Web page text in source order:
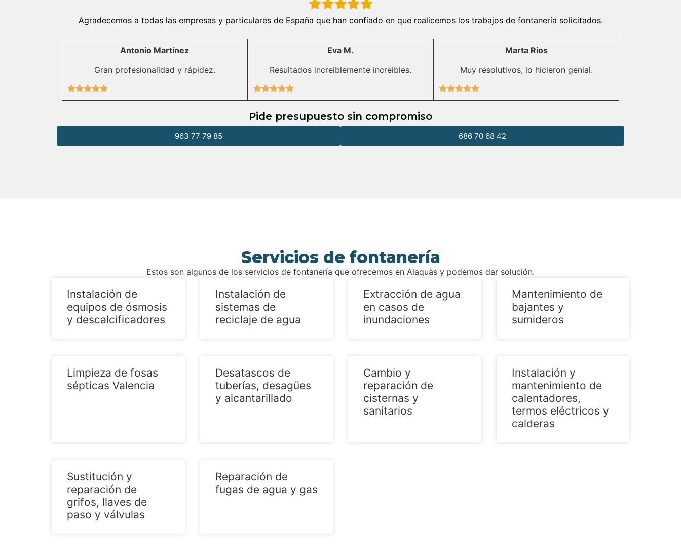
Agradecemos a todas las empresas y particulares de España que han confiado en que realicemos los trabajos de fontanería solicitados.
Antonio Martínez
Gran profesionalidad y rápidez.
Eva M.
Resultados increiblemente increibles.
Marta Rios
Muy resolutivos, lo hicieron genial.
Pide presupuesto sin compromiso
686 70 68 42
963 77 79 85
Servicios de fontanería
Estos son algunos de los servicios de fontanería que ofrecemos en Alaquàs y podemos dar solución.
Instalación de
equipos de ósmosis
y descalcificadores
Instalación de
sistemas de
reciclaje de agua
Extracción de agua
en casos de
inundaciones
Mantenimiento de
bajantes y
sumideros
Limpieza de fosas
sépticas Valencia
Desatascos de
tuberías, desagües
y alcantarillado
Cambio y
reparación de
cisternas y
sanitarios
Instalación y
mantenimiento de
calentadores,
termos eléctricos y
calderas
Sustitución y
reparación de
grifos, llaves de
paso y válvulas
Reparación de
fugas de agua y gas